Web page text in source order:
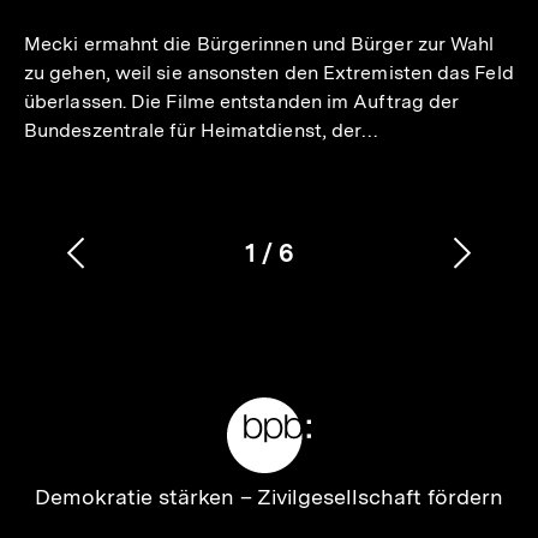
Mecki ermahnt die Bürgerinnen und Bürger zur Wahl
zu gehen, weil sie ansonsten den Extremisten das Feld
überlassen. Die Filme entstanden im Auftrag der
Bundeszentrale für Heimatdienst, der…
Karussellinhalt
1
von
/ 6
Vorherigen
Zur
Demokratie stärken – Zivilgesellschaft fördern